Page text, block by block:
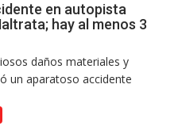
en autopista
hay al menos 3
daños materiales y
un aparatoso accidente